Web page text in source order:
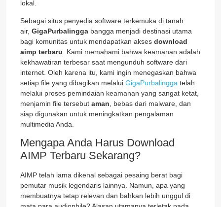
lokal.
Sebagai situs penyedia software terkemuka di tanah
air, GigaPurbalingga bangga menjadi destinasi utama
bagi komunitas untuk mendapatkan akses download
aimp terbaru . Kami memahami bahwa keamanan adalah
kekhawatiran terbesar saat mengunduh software dari
internet. Oleh karena itu, kami ingin menegaskan bahwa
setiap file yang dibagikan melalui GigaPurbalingga telah
melalui proses pemindaian keamanan yang sangat ketat,
menjamin file tersebut aman , bebas dari malware, dan
siap digunakan untuk meningkatkan pengalaman
multimedia Anda.
Mengapa Anda Harus Download
AIMP Terbaru Sekarang?
AIMP telah lama dikenal sebagai pesaing berat bagi
pemutar musik legendaris lainnya. Namun, apa yang
membuatnya tetap relevan dan bahkan lebih unggul di